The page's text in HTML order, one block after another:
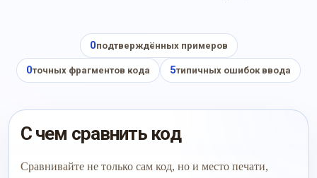
0подтверждённых примеров
0точных фрагментов кода 5типичных ошибок ввода
С чем сравнить код
Сравнивайте не только сам код, но и место печати,